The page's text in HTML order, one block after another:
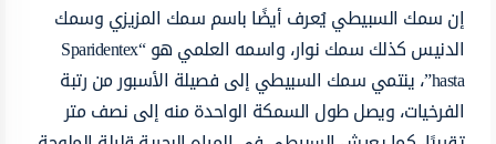
إن سمك السبيطي يُعرف أيضًا باسم سمك المزيزي وسمك
الدنيس كذلك سمك نوار، واسمه العلمي هو “Sparidentex
hasta”، ينتمي سمك السبيطي إلى فصيلة الأسبور من رتبة
الفرخيات، ويصل طول السمكة الواحدة منه إلى نصف متر